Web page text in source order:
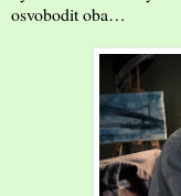
osvobodit oba…